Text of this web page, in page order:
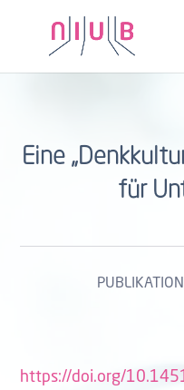
Eine
für
PUBLIKATION
https://doi.org/